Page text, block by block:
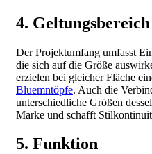
4. Geltungsbereich
Der Projektumfang umfasst
die sich auf die Größe
erzielen bei gleicher Fläche
Bluemntöpfe. Auch die
unterschiedliche Größen
Marke und schafft
5. Funktion